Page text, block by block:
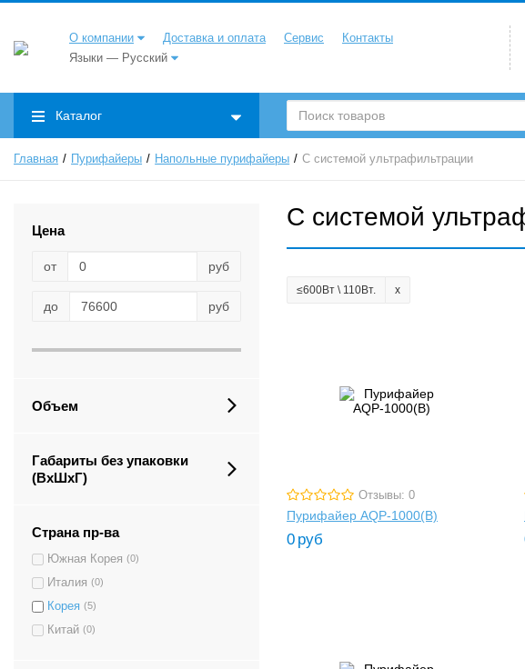
О компании Доставка и оплата Сервис
Контакты
Языки — Русский
Каталог
Главная Пурифайеры Напольные пурифайеры С системой ультрафильтрации
Цена
от руб
до руб
Объем
Габариты без упаковки
(ВxШxГ)
Страна пр-ва
Южная Корея (0)
Италия (0)
Корея (5)
Китай (0)
С системой
≤600Вт \ 110Вт.
Отзывы: 0
Пурифайер AQP-1000(B)
0 руб